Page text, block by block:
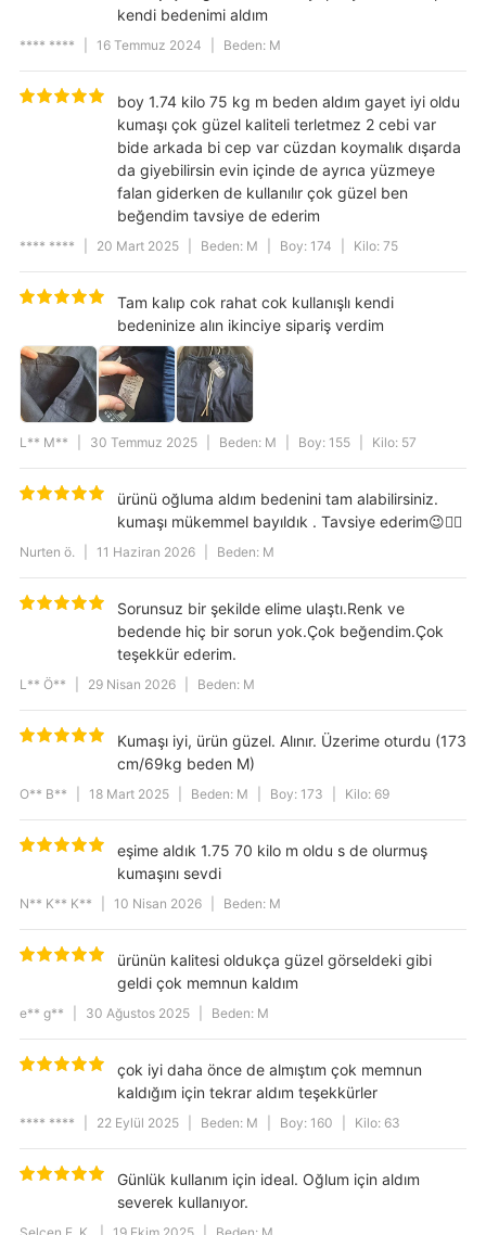
Kumaş/İplik Özellik
Pamuk Polyester
Parça Sayısı
1
Men
%100 COTTON
Short
Product Features
Basic
Trotter Type
Trotters Normal
Regular Fit
Yıkama Talimatı
30 °C sıcaklıkta yıkayınız. Ağartıcı
kullanmayınız. Düşük sıcaklıkta
ütüleyiniz. Kuru temizlemeye uygun
değildir. Tamburlu kurutma yapmayınız.
Model Ölçüleri
1,88 cm/ 86 kg
Pattern
Solid Color
kendi bedenimi aldım
**** **** 16 Temmuz 2024 Beden: M
boy 1.74 kilo 75 kg m beden aldım gayet iyi oldu
kumaşı çok güzel kaliteli terletmez 2 cebi var
bide arkada bi cep var cüzdan koymalık dışarda
da giyebilirsin evin içinde de ayrıca yüzmeye
falan giderken de kullanılır çok güzel ben
beğendim tavsiye de ederim
**** **** 20 Mart 2025 Beden: M Boy: 174 Kilo: 75
Tam kalıp cok rahat cok kullanışlı kendi
bedeninize alın ikinciye sipariş verdim
L** M** 30 Temmuz 2025 Beden: M Boy: 155 Kilo: 57
ürünü oğluma aldım bedenini tam alabilirsiniz.
kumaşı mükemmel bayıldık . Tavsiye ederim😉👍🏻
Nurten ö. 11 Haziran 2026 Beden: M
Sorunsuz bir şekilde elime ulaştı.Renk ve
bedende hiç bir sorun yok.Çok beğendim.Çok
teşekkür ederim.
L** Ö** 29 Nisan 2026 Beden: M
Kumaşı iyi, ürün güzel. Alınır. Üzerime oturdu (173
cm/69kg beden M)
O** B** 18 Mart 2025 Beden: M Boy: 173 Kilo: 69
eşime aldık 1.75 70 kilo m oldu s de olurmuş
kumaşını sevdi
N** K** K** 10 Nisan 2026 Beden: M
ürünün kalitesi oldukça güzel görseldeki gibi
geldi çok memnun kaldım
e** g** 30 Ağustos 2025 Beden: M
çok iyi daha önce de almıştım çok memnun
kaldığım için tekrar aldım teşekkürler
**** **** 22 Eylül 2025 Beden: M Boy: 160 Kilo: 63
Günlük kullanım için ideal. Oğlum için aldım
severek kullanıyor.